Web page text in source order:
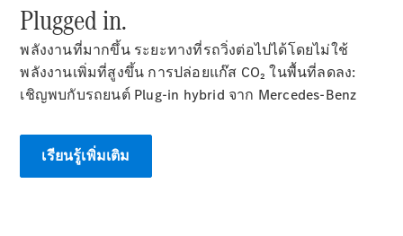
รถยนต์
ทดลองขับ
Mercedes-
Benz Online
Showroom
Plugged in.
พลังงานที่มากขึ้น ระยะทางที่รถวิ่งต่อไปได้โดยไม่ใช้
พลังงานเพิ่มที่สูงขึ้น การปล่อยแก๊ส CO₂ ในพื้นที่ลดลง:
เชิญพบกับรถยนต์ Plug‑in hybrid จาก Mercedes-Benz
เรียนรู้เพิ่มเติม